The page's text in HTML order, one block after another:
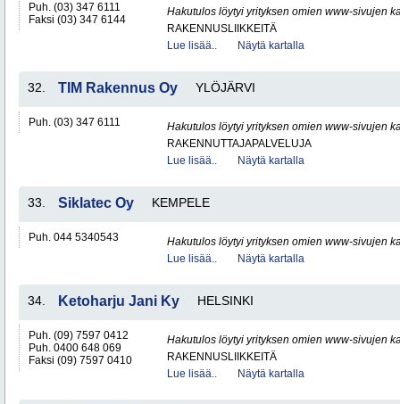
Puh. (03) 347 6111
Faksi (03) 347 6144
Hakutulos löytyi yrityksen omien www-sivujen
RAKENNUSLIIKKEITÄ
Lue lisää..
Näytä kartalla
32. TIM Rakennus Oy YLÖJÄRVI
Puh. (03) 347 6111
Hakutulos löytyi yrityksen omien www-sivujen
RAKENNUTTAJAPALVELUJA
Lue lisää..
Näytä kartalla
33. Siklatec Oy KEMPELE
Puh. 044 5340543
Hakutulos löytyi yrityksen omien www-sivujen
Lue lisää..
Näytä kartalla
34. Ketoharju Jani Ky HELSINKI
Puh. (09) 7597 0412
Puh. 0400 648 069
Faksi (09) 7597 0410
Hakutulos löytyi yrityksen omien www-sivujen
RAKENNUSLIIKKEITÄ
Lue lisää..
Näytä kartalla